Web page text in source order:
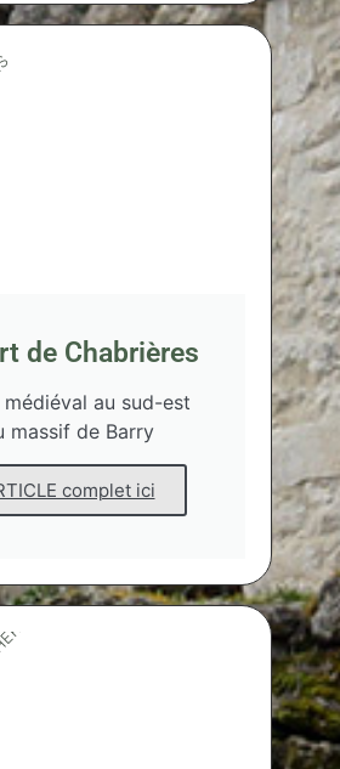
de Chabrières
au sud-est
massif de Barry
complet ici